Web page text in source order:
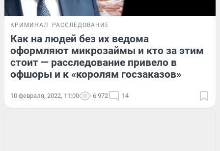
КРИМИНАЛ РАССЛЕДОВАНИЕ
Как на людей без их ведома
оформляют микрозаймы и кто за этим
стоит — расследование привело в
офшоры и к «королям госзаказов»
10 февраля, 2022, 11:00 6 972 14